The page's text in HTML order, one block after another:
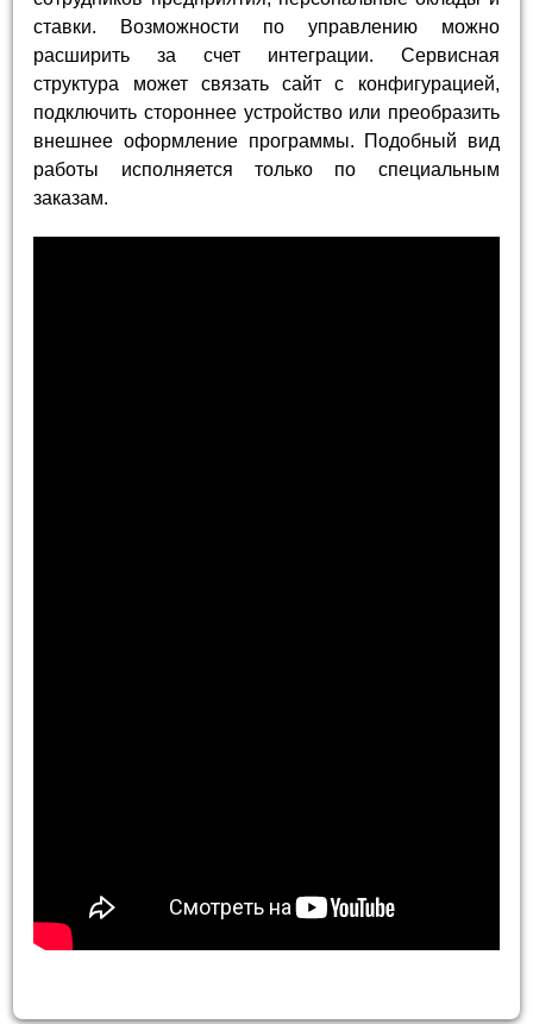
ставки. Возможности по управлению можно
расширить за счет интеграции. Сервисная
структура может связать сайт с конфигурацией,
подключить стороннее устройство или преобразить
внешнее оформление программы. Подобный вид
работы исполняется только по специальным
заказам.